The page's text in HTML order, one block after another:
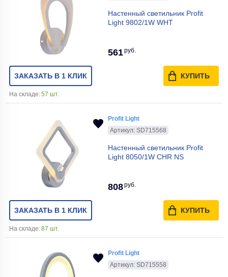
Настенный светильник Profit
Light 9802/1W WHT
561руб.
ЗАКАЗАТЬ В 1 КЛИК КУПИТЬ
На складе:57 шт.
Profit Light
Артикул: SD715568
Настенный светильник Profit
Light 8050/1W CHR NS
808руб.
ЗАКАЗАТЬ В 1 КЛИК КУПИТЬ
На складе:87 шт.
Profit Light
Артикул: SD715558